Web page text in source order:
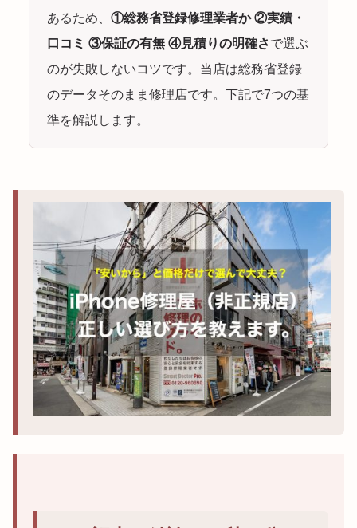
あるため、 ①総務省登録修理業者か ②実績・
口コミ ③保証の有無 ④見積りの明確さで選ぶ
のが失敗しないコツです。当店は総務省登録
のデータそのまま修理店です。下記で7つの基
準を解説します。